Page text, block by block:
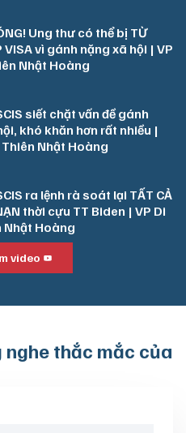
video
Ung thư có thể bị TỪ
VISA vì gánh nặng xã hội | VP
Nhật Hoàng
siết chặt vấn đề gánh
khó khăn hơn rất nhiều |
Thiên Nhật Hoàng
ra lệnh rà soát lại TẤT CẢ
thời cựu TT Biden | VP Di
Nhật Hoàng
nghe thắc mắc của